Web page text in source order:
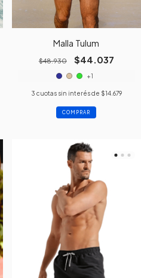
Malla Tulum
$48.930 $44.037
+1
3 cuotas sin interés de $14.679
COMPRAR